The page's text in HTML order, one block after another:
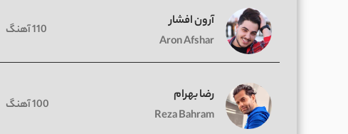
آرون افشار
Aron Afshar
110 آهنگ
رضا بهرام
Reza Bahram
100 آهنگ